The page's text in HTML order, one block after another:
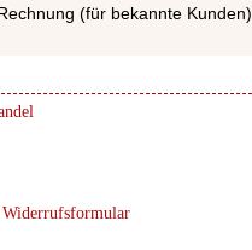
(für bekannte Kunden)